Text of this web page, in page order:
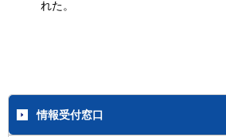
れた。
情報受付窓口